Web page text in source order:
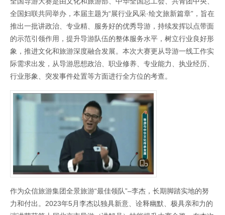
全国妇联共同举办，本届主题为“展行业风采·绘文旅新篇章”，旨在
推出一批讲政治、专业精、服务好的优秀导游，持续发挥以点带面
的示范引领作用，提升导游队伍的整体服务水平，树立行业良好形
象，推进文化和旅游深度融合发展。本次大赛更从导游一线工作实
际需求出发，从导游思想政治、职业修养、专业能力、执业经历、
行业形象、突发事件处置等方面进行全方位的考查。
作为众信旅游集团全景旅游“最佳领队”–李杰，长期脚踏实地的努
力和付出。2023年5月李杰以独具新意、诠释幽默、极具亲和力的